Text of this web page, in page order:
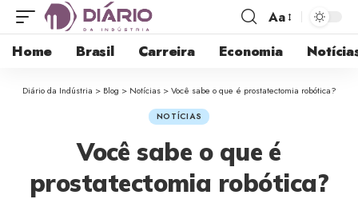
Aa
Home Brasil Carreira Economia
Diário da Indústria > Blog > Notícias>Você sabe o que é prostatectomia robótica?
NOTÍCIAS
Você sabe o que é
prostatectomia robótica?